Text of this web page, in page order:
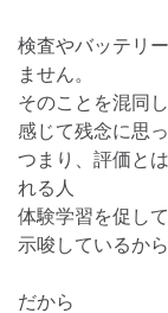
検査やバッテリ
ません。
そのことを混同
感じて残念に思
つまり、評価と
れる人
体験学習を促し
示唆しているから
だから